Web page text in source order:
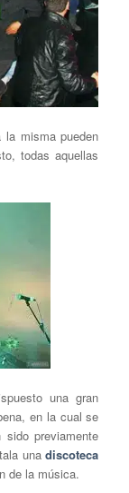
misma pueden
todas aquellas
una gran
en la cual se
previamente
unadiscoteca
de la música.